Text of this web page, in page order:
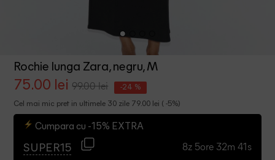
Rochie lunga Zara, negru, M
75.00 lei 99.00 lei -24 %
Cel mai mic pret in ultimele 30 zile 79.00 lei ( -5%)
Cumpara cu -15% EXTRA
SUPER15 8z 5ore 32m 40s